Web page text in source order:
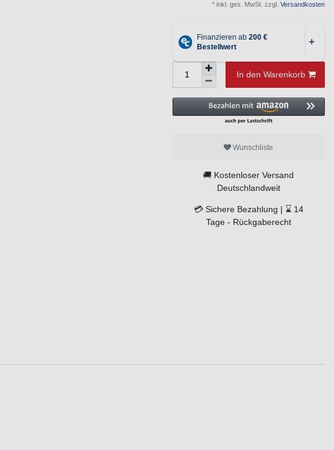
* inkl. ges. MwSt. zzgl. Versandkosten
In den Warenkorb
Wunschliste
🚚 Kostenloser Versand
Deutschlandweit
💳 Sichere Bezahlung | ⌛ 14
Tage - Rückgaberecht